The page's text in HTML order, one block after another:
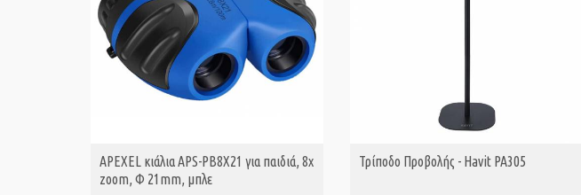
ΑΓΟΡΑ
APEXEL κιάλια APS-PB8X21 για παιδιά, 8x
zoom, Φ 21mm, μπλε
Τρίποδο Προβολής - Havit PA305